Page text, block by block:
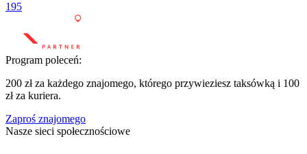
195
Program poleceń:
200 zł za każdego znajomego, którego przywieziesz taksówką i 100
zł za kuriera.
Zaproś znajomego
Nasze sieci społecznościowe